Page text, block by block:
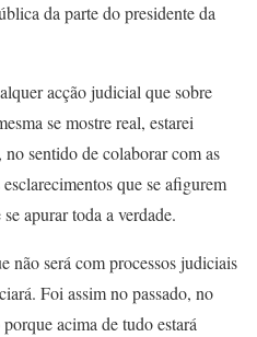
da parte do presidente da
acção judicial que sobre
se mostre real, estarei
sentido de colaborar com as
que se afigurem
apurar toda a verdade.
não será com processos judiciais
Foi assim no passado, no
acima de tudo estará